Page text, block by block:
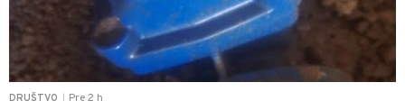
DRUŠTVO Pre 2 h